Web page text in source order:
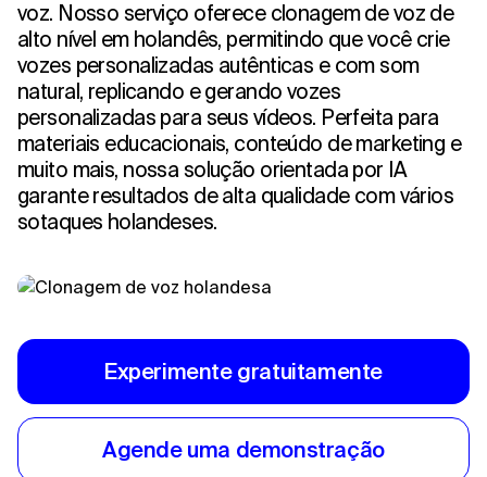
voz. Nosso serviço oferece clonagem de voz de
alto nível em holandês, permitindo que você crie
vozes personalizadas autênticas e com som
natural, replicando e gerando vozes
personalizadas para seus vídeos. Perfeita para
materiais educacionais, conteúdo de marketing e
muito mais, nossa solução orientada por IA
garante resultados de alta qualidade com vários
sotaques holandeses.
Experimente gratuitamente
Agende uma demonstração